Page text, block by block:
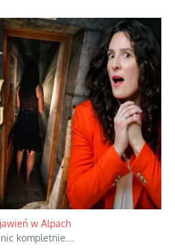
w Alpach
kompletnie.